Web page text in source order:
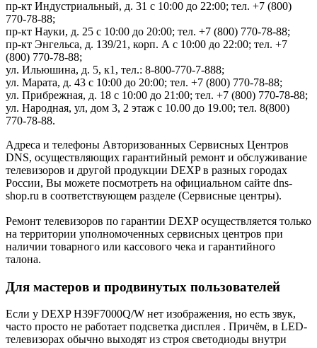
пр-кт Индустриальный, д. 31 с 10:00 до 22:00; тел. +7 (800)
770-78-88;
пр-кт Науки, д. 25 с 10:00 до 20:00; тел. +7 (800) 770-78-88;
пр-кт Энгельса, д. 139/21, корп. А с 10:00 до 22:00; тел. +7
(800) 770-78-88;
ул. Ильюшина, д. 5, к1, тел.: 8-800-770-7-888;
ул. Марата, д. 43 с 10:00 до 20:00; тел. +7 (800) 770-78-88;
ул. Прибрежная, д. 18 с 10:00 до 21:00; тел. +7 (800) 770-78-88;
ул. Народная, ул, дом 3, 2 этаж с 10.00 до 19.00; тел. 8(800)
770-78-88.
Адреса и телефоны Авторизованных Сервисных Центров
DNS, осуществляющих гарантийный ремонт и обслуживание
телевизоров и другой продукции DEXP в разных городах
России, Вы можете посмотреть на официальном сайте dns-
shop.ru в соответствующем разделе (Сервисные центры).
Ремонт телевизоров по гарантии DEXP осуществляется только
на территории уполномоченных сервисных центров при
наличии товарного или кассового чека и гарантийного
талона.
Для мастеров и продвинутых пользователей
Если у DEXP H39F7000Q/W нет изображения, но есть звук,
часто просто не работает подсветка дисплея . Причём, в LED-
телевизорах обычно выходят из строя светодиоды внутри